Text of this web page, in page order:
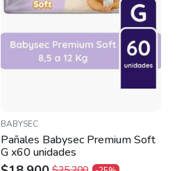
BABYSEC
Pañales Babysec Premium Soft
G x60 unidades